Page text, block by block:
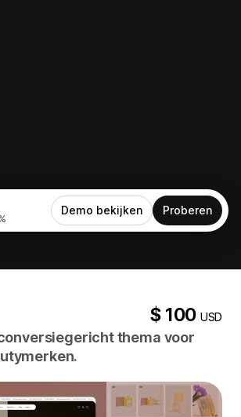
Demo bekijken Proberen
$ 100USD
thema voor